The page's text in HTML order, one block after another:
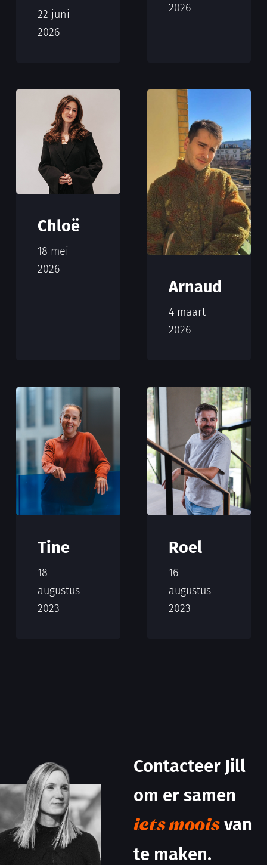
22 juni
2026
2026
Chloë
18 mei
2026
Arnaud
4 maart
2026
Tine
18
augustus
2023
Roel
16
augustus
2023
Contacteer Jill
om er samen
iets moois van
te maken.